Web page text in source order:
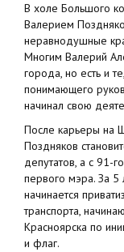
В холе Большого
Валерием
неравнодушные
Многим Валерий
города, но есть и
понимающего
начинал свою
После карьеры на
Поздняков
депутатов, а с 91-
первого мэра. За 5
начинается
транспорта,
Красноярска по
и флаг.